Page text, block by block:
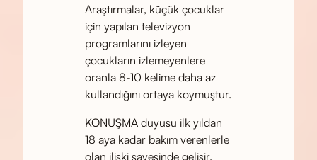
Araştırmalar, küçük çocuklar
için yapılan televizyon
programlarını izleyen
çocukların izlemeyenlere
oranla 8-10 kelime daha az
kullandığını ortaya koymuştur.
KONUŞMA duyusu ilk yıldan
18 aya kadar bakım verenlerle
olan ilişki sayesinde gelişir.